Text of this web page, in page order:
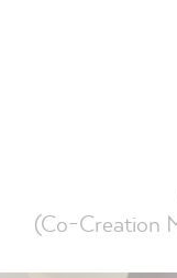
(Co-Creation